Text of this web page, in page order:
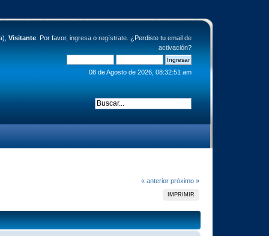
Visitante. Por favor, ingresao regístrate. ¿Perdiste tu email de
activación?
08 de Agosto de 2026, 08:32:51 am
« anterior próximo »
IMPRIMIR